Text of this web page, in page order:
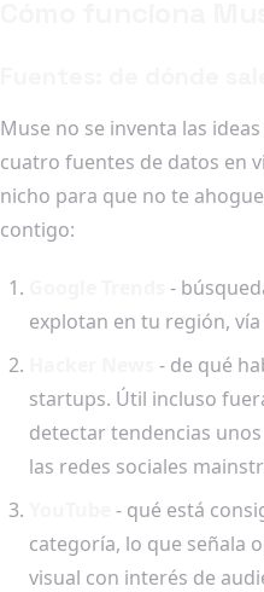
Muse no se inventa las
cuatro fuentes de datos en
nicho para que no te
contigo:
-
explotan en tu región, vía
- de qué
startups. Útil incluso
detectar tendencias
las redes sociales
- qué está
categoría, lo que señala
visual con interés de